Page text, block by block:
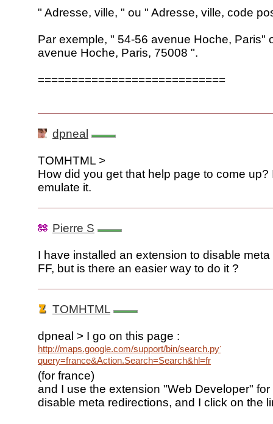
" Adresse, ville, " ou " Adresse, ville, code
Par exemple, " 54-56 avenue Hoche, Paris"
avenue Hoche, Paris, 75008 ".
============================
dpneal
TOMHTML >
How did you get that help page to come up?
emulate it.
Pierre S
I have installed an extension to disable
FF, but is there an easier way to do it ?
TOMHTML
dpneal > I go on this page :
http://maps.google.com/support/bin/search.py?
query=france&Action.Search=Search&hl=fr
(for france)
and I use the extension "Web Developer" for
disable meta redirections, and I click on the